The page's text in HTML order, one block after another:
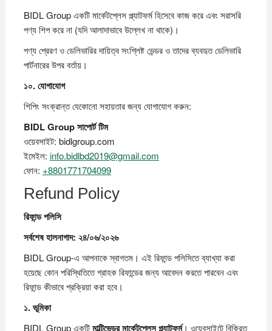
BIDL Group একটি মার্কেটপ্লেস প্ল্যাটফর্ম হিসেবে কাজ করে এবং সরাসরি
পণ্য শিপ করে না (যদি আলাদাভাবে উল্লেখ না থাকে)।
পণ্য প্রেরণ ও ডেলিভারির দায়িত্ব সংশ্লিষ্ট ভেন্ডর ও তাদের ব্যবহৃত ডেলিভারি
পার্টনারের উপর বর্তায়।
১০.যোগাযোগ
শিপিং সংক্রান্ত যেকোনো সহায়তার জন্য যোগাযোগ করুন:
BIDL Groupসাপোর্টটিম
ওয়েবসাইট: bidlgroup.com
ইমেইল: info.bidlbd2019@gmail.com
ফোন: +8801771704099
Refund Policy
রিফান্ডপলিসি
সর্বশেষহালনাগাদ: ২৪/০৬/২০২৬
BIDL Group-এ আপনাকে স্বাগতম। এই রিফান্ড পলিসিতে ব্যাখ্যা করা
হয়েছে কোন পরিস্থিতিতে গ্রাহক রিফান্ডের জন্য আবেদন করতে পারবেন এবং
রিফান্ড কীভাবে প্রক্রিয়া করা হবে।
১.ভূমিকা
BIDL Group একটিমাল্টিভেন্ডরমার্কেটপ্লেসপ্ল্যাটফর্ম। ওয়েবসাইটে বিক্রিত